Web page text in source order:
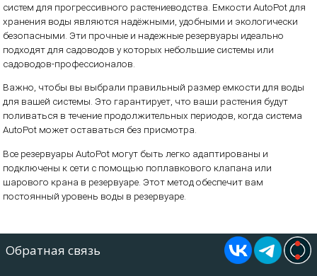
систем для прогрессивного растениеводства. Емкости AutoPot для
хранения воды являются надёжными, удобными и экологически
безопасными. Эти прочные и надежные резервуары идеально
подходят для садоводов у которых небольшие системы или
садоводов-профессионалов.
Важно, чтобы вы выбрали правильный размер емкости для воды
для вашей системы. Это гарантирует, что ваши растения будут
поливаться в течение продолжительных периодов, когда система
AutoPot может оставаться без присмотра.
Все резервуары AutoPot могут быть легко адаптированы и
подключены к сети с помощью поплавкового клапана или
шарового крана в резервуаре. Этот метод обеспечит вам
постоянный уровень воды в резервуаре.
Обратная связь